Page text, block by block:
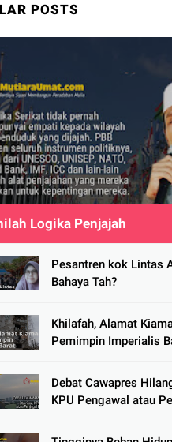
POSTS
Logika Penjajah
Pesantren kok Lintas
Bahaya Tah?
Khilafah, Alamat
Pemimpin Imperialis
Debat Cawapres
KPU Pengawal atau